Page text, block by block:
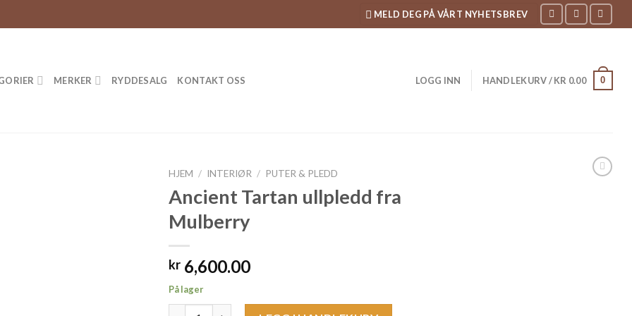
MELD DEG PÅ VÅRT NYHETSBREV
MERKER RYDDESALG KONTAKT OSS LOGG INN HANDLEKURV /KR 0.00 0
HJEM / INTERIØR / PUTER & PLEDD
Ancient Tartan ullpledd fra
Mulberry
kr 6,600.00
På lager